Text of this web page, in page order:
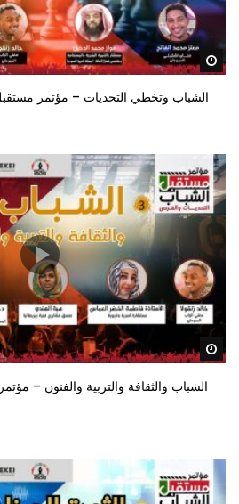
الشباب وتخطي التحديات – مؤتمر
الشباب والثقافة والتربية والفنون –